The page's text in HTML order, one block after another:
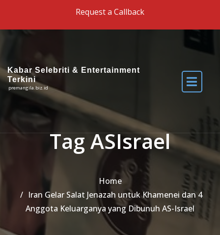
Request a Callback
Kabar Selebriti & Entertainment
Terkini
premangila.biz.id
Tag ASIsrael
Home
Iran Gelar Salat Jenazah untuk Khamenei dan 4
Anggota Keluarganya yang Dibunuh AS-Israel